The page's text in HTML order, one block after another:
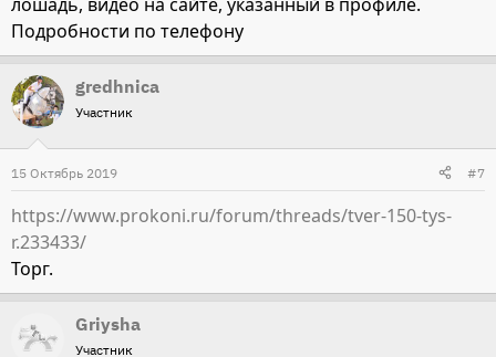
Подробности по телефону
gredhnica
Участник
15 Октябрь 2019 #7
https://www.prokoni.ru/forum/threads/tver-150-tys-
r.233433/
Торг.
Griysha
Участник